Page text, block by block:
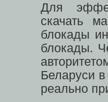
Для
скачать
блокады
блокады.
Беларуси
реально